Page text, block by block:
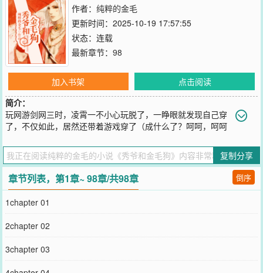
作者： 纯粹的金毛
更新时间：2025-10-19 17:57:55
状态：连载
最新章节： 98
加入书架
点击阅读
简介：
玩网游剑网三时，凌霄一不小心玩脱了，一睁眼就发现自己穿
了，不仅如此，居然还带着游戏穿了（成什么了？呵呵，呵呵
宅家里蹲的主角二次元大神三次元渣渣，好在靠着一手流利的操作，
在大陆混的很开？……开你妹（间可以有，包裹嘛武功可以有，技能
嘛救人可以有，加血嘛抓宠可以有，驯养嘛武器可以有，铸造嘛什么
都可以，你懂的注：本文金手指开的合理富有趣味性以及挑战性，客
观您看了便知。攻腹黑占有受呆萌蠢，脱线的二货扫雷：升级流，一
步一步爬上巅峰本文CP：萨洛维X凌霄，1V1，主受。无小白无娘
炮，无虐无揪心，无圣母多吐槽。※【日更】※感谢九尾狐姑娘设计的
封面如果被河蟹了【点我】嘻嘻嘻~>3下图为【凌霄】光屏的操作视
角。本文下周入V，当天三更，希望大家多多支持，金毛毛感激不尽。
您要是觉得《
微信里的朋友推荐哦！
复制分享
章节列表，第1章~ 98章/共98章 倒序
1chapter 01
2chapter 02
3chapter 03